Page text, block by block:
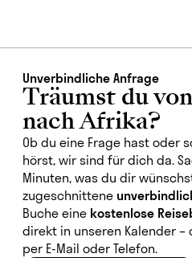
Unverbindliche Anfrage
Träumst du
nach Afrika?
Ob du eine Frage hast oder
hörst, wir sind für dich da.
Minuten, was du dir
zugeschnittene
Buche eine kostenlose
direkt in unseren Kalender –
per E-Mail oder Telefon.